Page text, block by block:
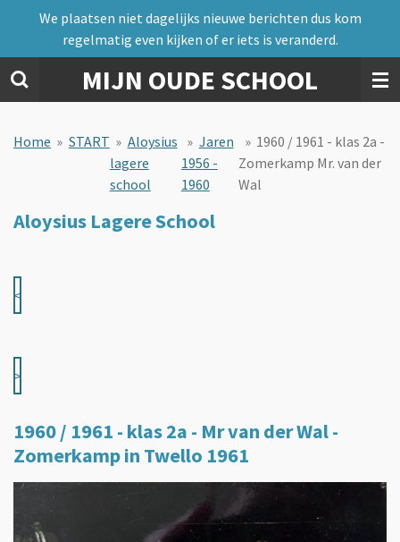
naar
de
hoofdinhoud
MIJN OUDE SCHOOL
We plaatsen niet dagelijks nieuwe berichten dus kom
regelmatig even kijken of er iets is veranderd.
Home » START » Aloysius
lagere
school
» Jaren
1956 -
1960
» 1960 / 1961 - klas 2a -
Zomerkamp Mr. van der
Wal
Aloysius Lagere School
<
>
1960 / 1961 - klas 2a - Mr van der Wal -
Zomerkamp in Twello 1961